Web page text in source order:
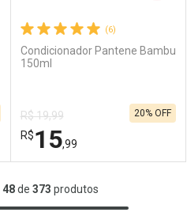
Comprar sem Desconto
Por R$ 15,06/cada
Comprar sem Desconto
Por R$ 15,06/cada
FECHAR
FECHAR
(6)
Condicionador Pantene Bambu
150ml
R$ 19,99
R$15,99
20% OFF
48de 373 produtos